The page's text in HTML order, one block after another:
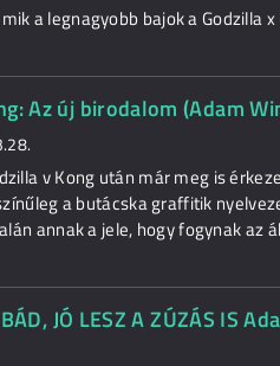
a legnagyobb bajok a Godzilla
Az új birodalom (Adam
v Kong után már meg is
a butácska graffitik
annak a jele, hogy fogynak az
JÓ LESZ A ZÚZÁS IS